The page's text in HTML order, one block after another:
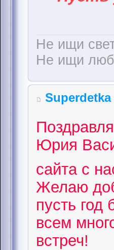
Не ищи
Не ищи
Superdetka
Юрия
сайта с
Желаю
пусть
всем
встреч!